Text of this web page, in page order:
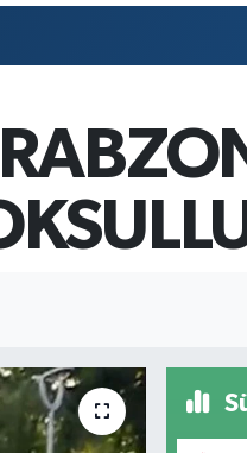
6618.49
13.773